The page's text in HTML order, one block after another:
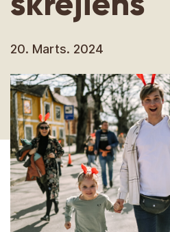
20. Marts. 2024